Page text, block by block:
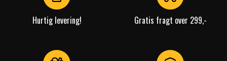
Hurtig levering! Gratis fragt over 299,-